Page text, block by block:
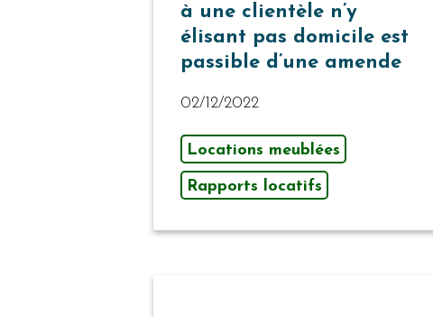
à une clientèle n’y
élisant pas domicile est
passible d’une amende
02/12/2022
Locations meublées
Rapports locatifs